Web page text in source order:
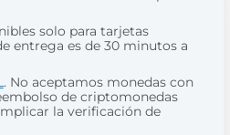
solo para tarjetas
entrega es de 30 minutos a
. No aceptamos monedas con
de criptomonedas
la verificación de